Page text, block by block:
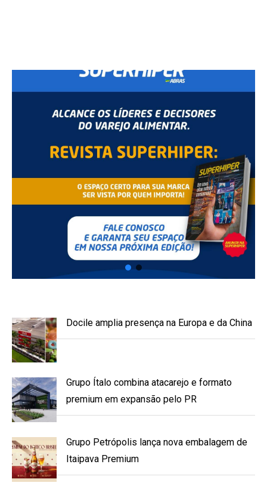
Docile amplia presença na Europa e da China
Grupo Ítalo combina atacarejo e formato
premium em expansão pelo PR
Grupo Petrópolis lança nova embalagem de
Itaipava Premium